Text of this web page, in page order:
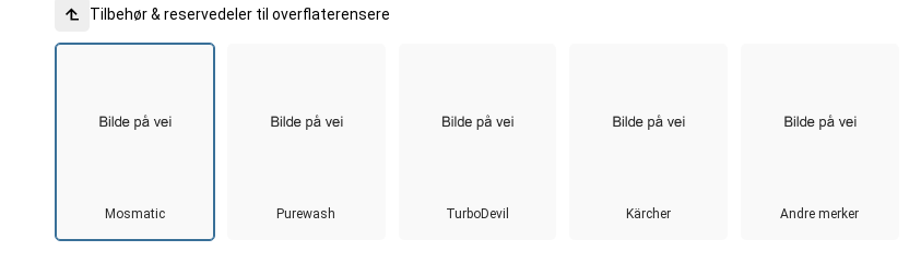
Tilbehør & reservedeler til overflaterensere
Mosmatic Purewash TurboDevil Kärcher Andre merker